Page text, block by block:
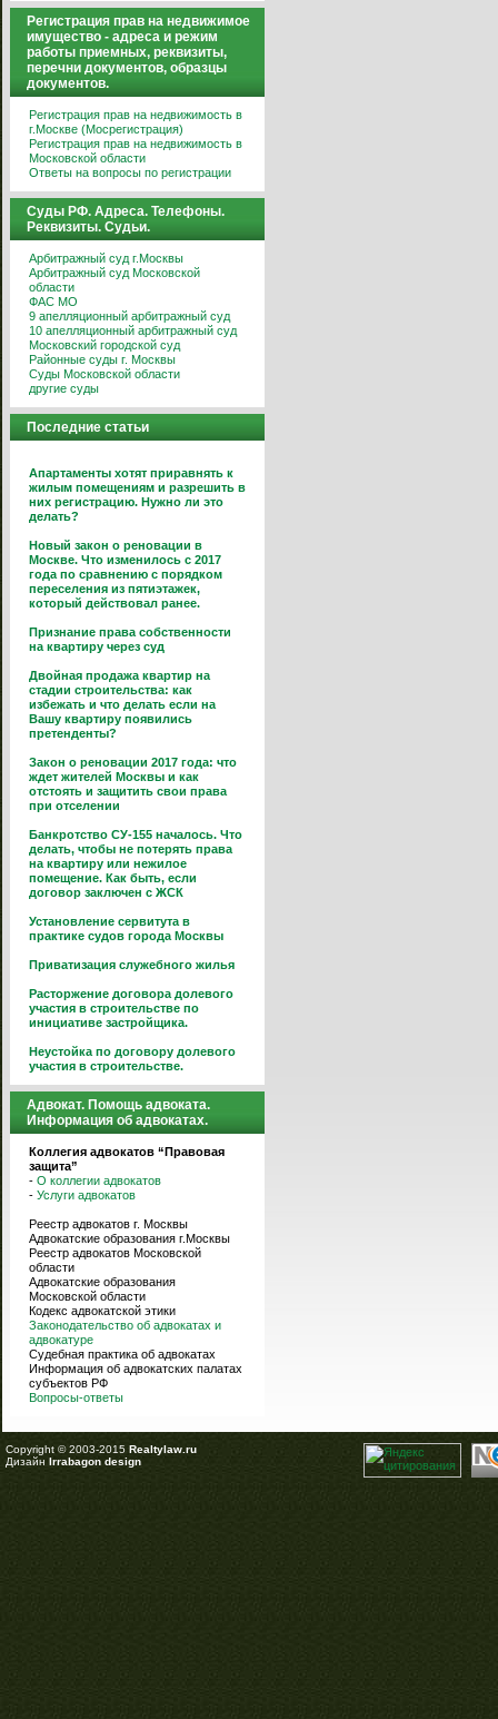
Регистрация прав на недвижимое
имущество - адреса и режим
работы приемных, реквизиты,
перечни документов, образцы
документов.
Регистрация прав на недвижимость в
г.Москве (Мосрегистрация)
Регистрация прав на недвижимость в
Московской области
Ответы на вопросы по регистрации
Суды РФ. Адреса. Телефоны.
Реквизиты. Судьи.
Арбитражный суд г.Москвы
Арбитражный суд Московской
области
ФАС МО
9 апелляционный арбитражный суд
10 апелляционный арбитражный суд
Московский городской суд
Районные суды г. Москвы
Суды Московской области
другие суды
Последние статьи
Апартаменты хотят приравнять к
жилым помещениям и разрешить в
них регистрацию. Нужно ли это
делать?
Новый закон о реновации в
Москве. Что изменилось с 2017
года по сравнению с порядком
переселения из пятиэтажек,
который действовал ранее.
Признание права собственности
на квартиру через суд
Двойная продажа квартир на
стадии строительства: как
избежать и что делать если на
Вашу квартиру появились
претенденты?
Закон о реновации 2017 года: что
ждет жителей Москвы и как
отстоять и защитить свои права
при отселении
Банкротство СУ-155 началось. Что
делать, чтобы не потерять права
на квартиру или нежилое
помещение. Как быть, если
договор заключен с ЖСК
Установление сервитута в
практике судов города Москвы
Приватизация служебного жилья
Расторжение договора долевого
участия в строительстве по
инициативе застройщика.
Неустойка по договору долевого
участия в строительстве.
Адвокат. Помощь адвоката.
Информация об адвокатах.
Коллегия адвокатов “Правовая
защита”
- О коллегии адвокатов
- Услуги адвокатов
Реестр адвокатов г. Москвы
Адвокатские образования г.Москвы
Реестр адвокатов Московской
области
Адвокатские образования
Московской области
Кодекс адвокатской этики
Законодательство об адвокатах и
адвокатуре
Судебная практика об адвокатах
Информация об адвокатских палатах
субъектов РФ
Вопросы-ответы
Copyright © 2003-2015 Realtylaw.ru
Дизайн Irrabagon design